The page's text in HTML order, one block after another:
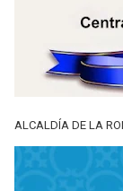
ALCALDÍA DE LA